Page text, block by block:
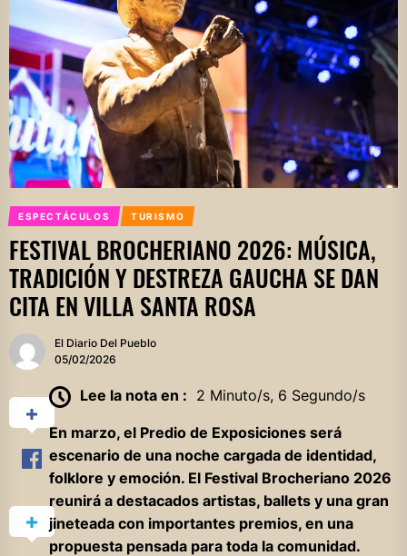
ESPECTÁCULOS TURISMO
FESTIVAL BROCHERIANO 2026: MÚSICA,
TRADICIÓN Y DESTREZA GAUCHA SE DAN
CITA EN VILLA SANTA ROSA
El Diario Del Pueblo
05/02/2026
Lee la nota en : 2 Minuto/s, 6 Segundo/s
En marzo, el Predio de Exposiciones será
escenario de una noche cargada de identidad,
folklore y emoción. El Festival Brocheriano 2026
reunirá a destacados artistas, ballets y una gran
jineteada con importantes premios, en una
propuesta pensada para toda la comunidad.